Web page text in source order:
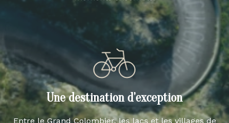
Une destination d’exception
Entre le Grand Colombier, les lacs et les villages de